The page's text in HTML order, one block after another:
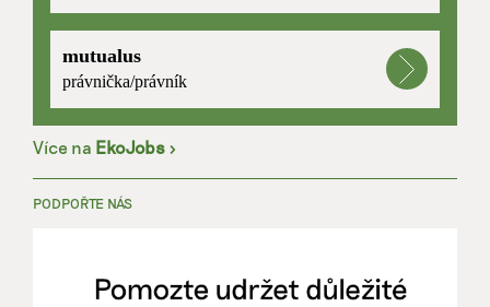
mutualus
právnička/právník
Více na EkoJobs >
PODPOŘTE NÁS